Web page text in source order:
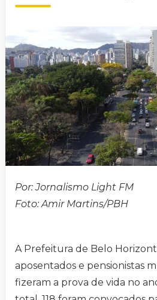
Por: Jornalismo Light FM
Foto: Amir Martins/PBH
A Prefeitura de Belo
aposentados e pensionistas
fizeram a prova de vida no